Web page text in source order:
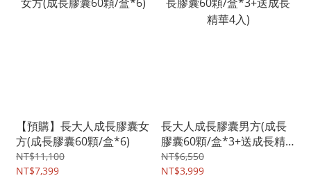
【預購】長大人成長膠囊女
方(成長膠囊60顆/盒*6)
NT$11,100
NT$7,399
長大人成長膠囊男方(成長
膠囊60顆/盒*3+送成長精
華4入)
NT$6,550
NT$3,999